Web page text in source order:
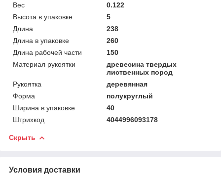
Вес
0.122
Высота в упаковке
5
Длина
238
Длина в упаковке
260
Длина рабочей части
150
Материал рукоятки
древесина твердых
лиственных пород
Рукоятка
деревянная
Форма
полукруглый
Ширина в упаковке
40
Штрихкод
4044996093178
Скрыть
Условия доставки